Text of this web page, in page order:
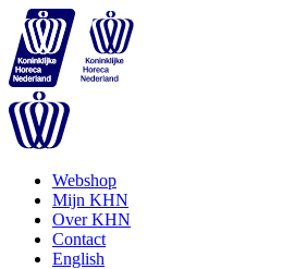
Webshop
Mijn KHN
Over KHN
Contact
English